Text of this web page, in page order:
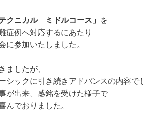
クニカル　ミドルコース」
を
症例へ対応するにあたり
に参加いたしました。
ましたが、
ックに引き続きアドバンスの内容で
が出来、感銘を受けた様子で
んでおりました。